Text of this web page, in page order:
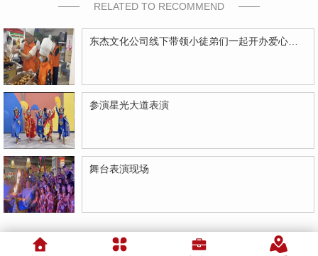
RELATED TO RECOMMEND
东杰文化公司线下带领小徒弟们一起开办爱心奉粥活动
参演星光大道表演
舞台表演现场